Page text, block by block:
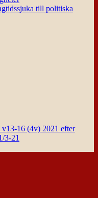
till politiska
16 (4v) 2021 efter
3-21